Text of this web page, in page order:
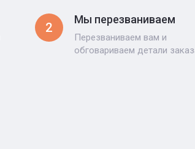
2
Мы перезваниваем
Перезваниваем вам и
обговариваем детали